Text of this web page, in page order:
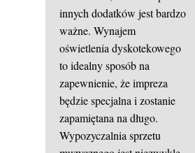
innych dodatków jest bardzo
ważne. Wynajem
oświetlenia dyskotekowego
to idealny sposób na
zapewnienie, że impreza
będzie specjalna i zostanie
zapamiętana na długo.
Wypozyczalnia sprzetu